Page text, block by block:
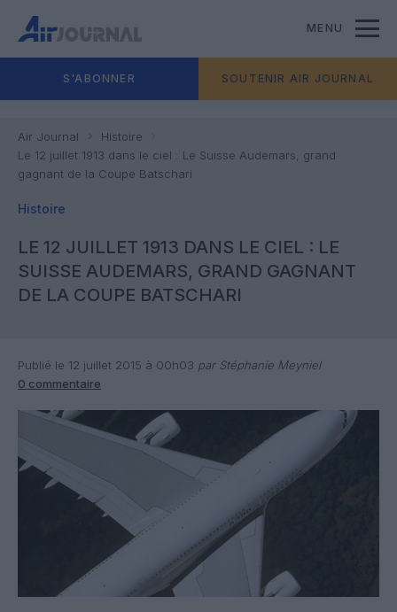
MENU
S'ABONNER SOUTENIR AIR JOURNAL
Air Journal
Histoire
Le 12 juillet 1913 dans le ciel : Le Suisse Audemars, grand
gagnant de la Coupe Batschari
Histoire
LE 12 JUILLET 1913 DANS LE CIEL : LE
SUISSE AUDEMARS, GRAND GAGNANT
DE LA COUPE BATSCHARI
Publié le 12 juillet 2015 à 00h03 par Stéphanie Meyniel
0 commentaire